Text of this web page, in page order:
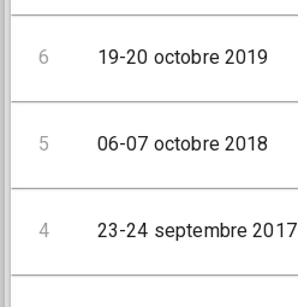
6 19-20 octobre 2019
5 06-07 octobre 2018
4 23-24 septembre 2017